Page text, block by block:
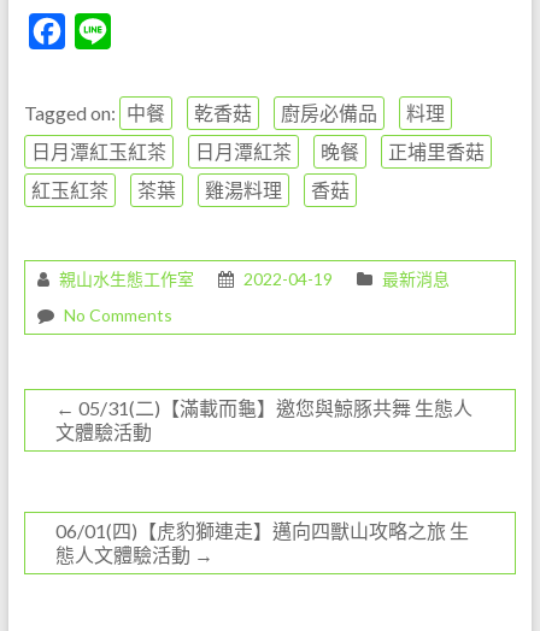
e
b
o
k
n
e
Tagged on: 中餐 乾香菇 廚房必備品
料理
日月潭紅玉紅茶
日月潭紅茶 晚餐
正埔里香菇
紅玉紅茶
茶葉 雞湯料理 香菇
親山水生態工作室 2022-04-19
最新消息
No Comments
← 05/31(二)【滿載而龜】邀您與鯨豚共舞 生態人
文體驗活動
06/01(四)【虎豹獅連走】邁向四獸山攻略之旅 生
態人文體驗活動 →